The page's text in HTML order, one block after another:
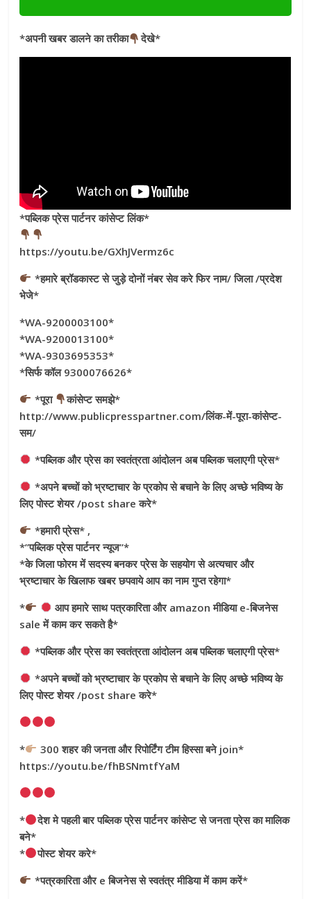
*अपनी खबर डालने का तरीका देखे*
*पब्लिक प्रेस पार्टनर कांसेप्ट लिंक*
https://youtu.be/GXhJVermz6c
*हमारे ब्रॉडकास्ट से जुड़े दोनों नंबर सेव करे फिर नाम/ जिला /प्रदेश
भेजे*
*WA-9200003100*
*WA-9200013100*
*WA-9303695353*
*सिर्फ कॉल 9300076626*
*पूरा
कांसेप्ट समझे*
http://www.publicpresspartner.com/लिंक-में-पूरा-कांसेप्ट-
सम/
*पब्लिक और प्रेस का स्वतंत्रता आंदोलन अब पब्लिक चलाएगी प्रेस*
*अपने बच्चों को भ्रष्टाचार के प्रकोप से बचाने के लिए अच्छे भविष्य के
लिए पोस्ट शेयर /post share करे*
*हमारी प्रेस* ,
*”पब्लिक प्रेस पार्टनर न्यूज”*
*के जिला फोरम में सदस्य बनकर प्रेस के सहयोग से अत्यचार और
भ्रष्टाचार के खिलाफ खबर छपवाये आप का नाम गुप्त रहेगा*
*
आप हमारे साथ पत्रकारिता और amazon मीडिया e-बिजनेस
sale में काम कर सकते है*
*पब्लिक और प्रेस का स्वतंत्रता आंदोलन अब पब्लिक चलाएगी प्रेस*
*अपने बच्चों को भ्रष्टाचार के प्रकोप से बचाने के लिए अच्छे भविष्य के
लिए पोस्ट शेयर /post share करे*
*
300 शहर की जनता और रिपोर्टिंग टीम हिस्सा बने join*
https://youtu.be/fhBSNmtfYaM
*
देश मे पहली बार पब्लिक प्रेस पार्टनर कांसेप्ट से जनता प्रेस का मालिक
बने*
*
पोस्ट शेयर करे*
*पत्रकारिता और e बिजनेस से स्वतंत्र मीडिया में काम करें*